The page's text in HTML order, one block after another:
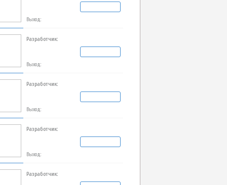
Выход:
Разработчик:
Выход:
Разработчик:
Выход:
Разработчик:
Выход:
Разработчик: